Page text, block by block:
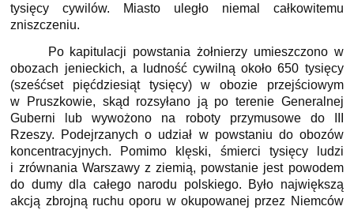
tysięcy cywilów. Miasto uległo niemal całkowitemu
zniszczeniu.
Po kapitulacji powstania żołnierzy umieszczono w
obozach jenieckich, a ludność cywilną około 650 tysięcy
(sześćset pięćdziesiąt tysięcy) w obozie przejściowym
w Pruszkowie, skąd rozsyłano ją po terenie Generalnej
Guberni lub wywożono na roboty przymusowe do III
Rzeszy. Podejrzanych o udział w powstaniu do obozów
koncentracyjnych. Pomimo klęski, śmierci tysięcy ludzi
i zrównania Warszawy z ziemią, powstanie jest powodem
do dumy dla całego narodu polskiego. Było największą
akcją zbrojną ruchu oporu w okupowanej przez Niemców